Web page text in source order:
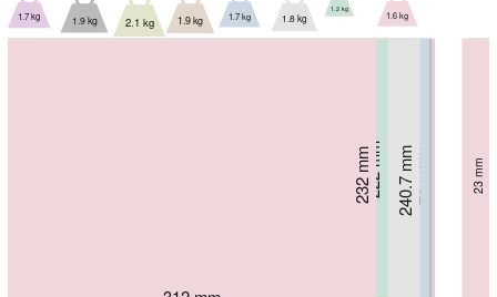
245.7 mm 18.4 mm
1.7 kg
243.5 mm 17.95 mm
1.9 kg
250 mm 18 mm
2.1 kg
235 mm 17 mm
1.9 kg
234 mm 15.9 mm
1.7 kg
240.7 mm 15.5 mm
1.8 kg
222 mm 15.9 mm
1.2 kg
232 mm 23 mm
1.6 kg